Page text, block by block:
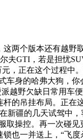
个版本还有越野
GTI，若是担忧
，正在这个过程中
身的哈弗大狗，
越野欠缺日常用车
的吊挂布局。正在
疆的几天试驾中
操控。再一次碰
也一并送上，“飞